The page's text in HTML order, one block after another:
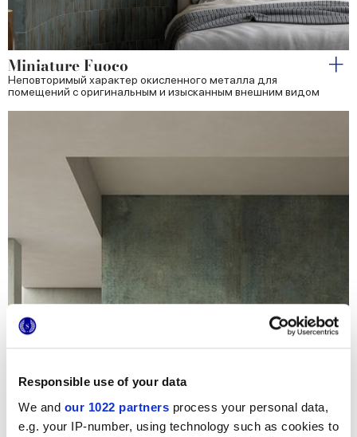
Responsible use of your data
We and our 1022 partners process your personal data,
e.g. your IP-number, using technology such as cookies to
Miniature Fuoco
Неповторимый характер окисленного металла для
помещений с оригинальным и изысканным внешним видом